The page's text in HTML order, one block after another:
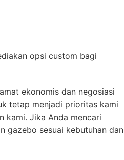
opsi custom bagi
ekonomis dan negosiasi
tetap menjadi prioritas kami
kami. Jika Anda mencari
gazebo sesuai kebutuhan dan